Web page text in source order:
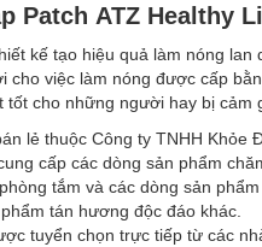
Patch ATZ Healthy
kế tạo hiệu quả làm nóng
việc làm nóng được cấp
cho những người hay bị cảm
lẻ thuộc Công ty TNHH
cấp các dòng sản phẩm
tắm và các dòng sản
tán hương độc đáo khác.
tuyển chọn trực tiếp từ các